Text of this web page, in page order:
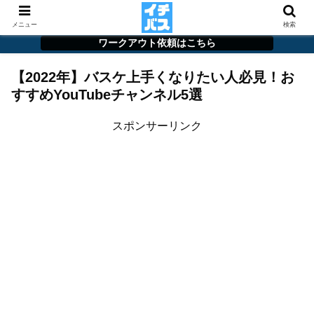
ワークアウト依頼はこちら
【2022年】バスケ上手くなりたい人必見！お
すすめYouTubeチャンネル5選
スポンサーリンク
メニュー 検索